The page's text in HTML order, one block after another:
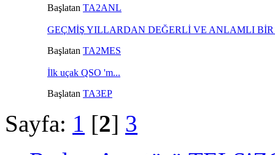
Başlatan TA2ANL
GEÇMİŞ YILLARDAN DEĞERLİ VE ANLAMLI
Başlatan TA2MES
İlk uçak QSO 'm...
Başlatan TA3EP
Sayfa: 1 [2] 3